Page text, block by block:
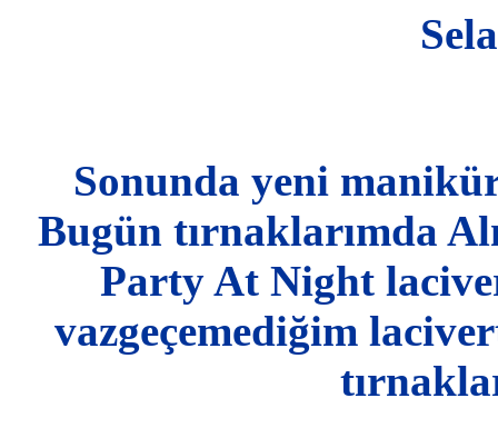
Sonunda yeni
Bugün tırnaklarımda
Party At Night
vazgeçemediğim